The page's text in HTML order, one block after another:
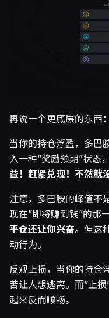
再说一个更底层的东西：
当你的持仓浮盈，多巴
入一种”奖励预期”状态
益！赶紧兑现！不然就
注意，多巴胺的峰值不
现在”即将赚到钱”的那
平仓还让你兴奋。但这
动行为。
反观止损，当你的持仓
苦让人想逃离。而”止
起来反而顺畅。